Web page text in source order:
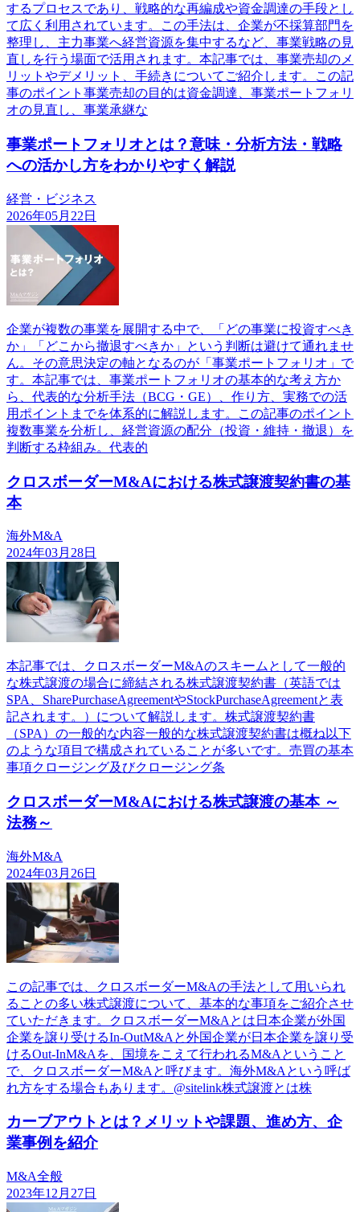
するプロセスであり、戦略的な再編成や資金調達の手段とし
て広く利用されています。この手法は、企業が不採算部門を
整理し、主力事業へ経営資源を集中するなど、事業戦略の見
直しを行う場面で活用されます。本記事では、事業売却のメ
リットやデメリット、手続きについてご紹介します。この記
事のポイント事業売却の目的は資金調達、事業ポートフォリ
オの見直し、事業承継な
事業ポートフォリオとは？意味・分析方法・戦略
への活かし方をわかりやすく解説
経営・ビジネス
2026年05月22日
企業が複数の事業を展開する中で、「どの事業に投資すべき
か」「どこから撤退すべきか」という判断は避けて通れませ
ん。その意思決定の軸となるのが「事業ポートフォリオ」で
す。本記事では、事業ポートフォリオの基本的な考え方か
ら、代表的な分析手法（BCG・GE）、作り方、実務での活
用ポイントまでを体系的に解説します。この記事のポイント
複数事業を分析し、経営資源の配分（投資・維持・撤退）を
判断する枠組み。代表的
クロスボーダーM&Aにおける株式譲渡契約書の基
本
海外M&A
2024年03月28日
本記事では、クロスボーダーM&Aのスキームとして一般的
な株式譲渡の場合に締結される株式譲渡契約書（英語では
SPA、SharePurchaseAgreementやStockPurchaseAgreementと表
記されます。）について解説します。株式譲渡契約書
（SPA）の一般的な内容一般的な株式譲渡契約書は概ね以下
のような項目で構成されていることが多いです。売買の基本
事項クロージング及びクロージング条
クロスボーダーM&Aにおける株式譲渡の基本 ～
法務～
海外M&A
2024年03月26日
この記事では、クロスボーダーM&Aの手法として用いられ
ることの多い株式譲渡について、基本的な事項をご紹介させ
ていただきます。クロスボーダーM&Aとは日本企業が外国
企業を譲り受けるIn-OutM&Aと外国企業が日本企業を譲り受
けるOut-InM&Aを、国境をこえて行われるM&Aということ
で、クロスボーダーM&Aと呼びます。海外M&Aという呼ば
れ方をする場合もあります。@sitelink株式譲渡とは株
カーブアウトとは？メリットや課題、進め方、企
業事例を紹介
M&A全般
2023年12月27日